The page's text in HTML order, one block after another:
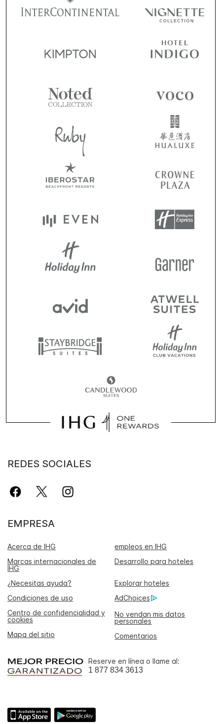
REDES SOCIALES
EMPRESA
Acerca de IHG
empleos en IHG
Marcas internacionales de
IHG
Desarrollo para hoteles
¿Necesitas ayuda?
Explorar hoteles
Condiciones de uso
AdChoices
Centro de confidencialidad y
cookies
No vendan mis datos
personales
Mapa del sitio
Comentarios
Reserve en línea o llame al:
1 877 834 3613